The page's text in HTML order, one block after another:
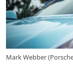
Mark Webber